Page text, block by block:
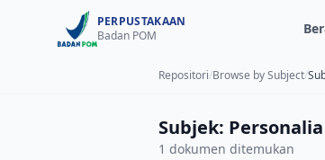
PERPUSTAKAAN
Badan POM
Repositori/Browse by Subject/
Subjek:
1 dokumen ditemukan